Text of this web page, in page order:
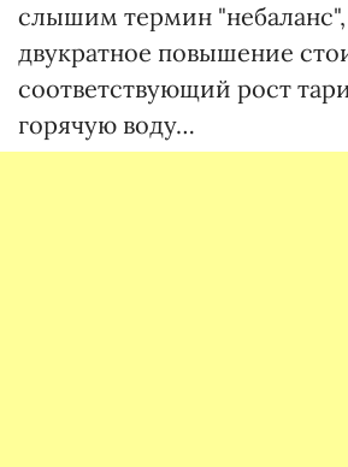
слышим термин "небаланс",
двукратное повышение
соответствующий рост
горячую воду…